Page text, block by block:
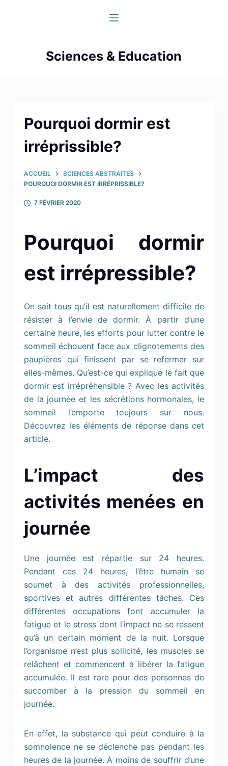
Sciences & Education
Pourquoi dormir est
irréprissible?
ACCUEIL
SCIENCES ABSTRAITES
POURQUOI DORMIR EST IRRÉPRISSIBLE?
7 FÉVRIER 2020
Pourquoi dormir
est irrépressible?
On sait tous qu’il est naturellement difficile de
résister à l’envie de dormir. À partir d’une
certaine heure, les efforts pour lutter contre le
sommeil échouent face aux clignotements des
paupières qui finissent par se refermer sur
elles-mêmes. Qu’est-ce qui explique le fait que
dormir est irrépréhensible ? Avec les activités
de la journée et les sécrétions hormonales, le
sommeil l’emporte toujours sur nous.
Découvrez les éléments de réponse dans cet
article.
L’impact des
activités menées en
journée
Une journée est répartie sur 24 heures.
Pendant ces 24 heures, l’être humain se
soumet à des activités professionnelles,
sportives et autres différentes tâches. Ces
différentes occupations font accumuler la
fatigue et le stress dont l’impact ne se ressent
qu’à un certain moment de la nuit. Lorsque
l’organisme n’est plus sollicité, les muscles se
relâchent et commencent à libérer la fatigue
accumulée. Il est rare pour des personnes de
succomber à la pression du sommeil en
journée.
En effet, la substance qui peut conduire à la
somnolence ne se déclenche pas pendant les
heures de la journée. À moins de souffrir d’une